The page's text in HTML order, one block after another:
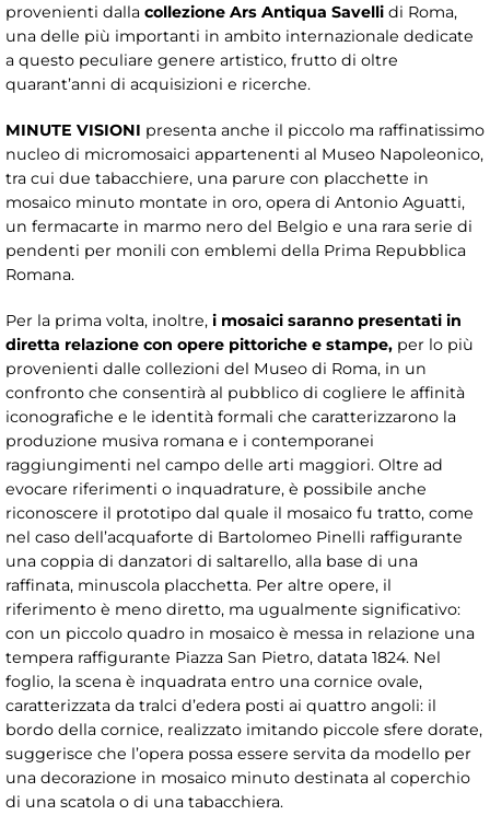
provenienti dalla collezione Ars Antiqua Savelli di Roma,
una delle più importanti in ambito internazionale dedicate
a questo peculiare genere artistico, frutto di oltre
quarant’anni di acquisizioni e ricerche.
MINUTE VISIONI presenta anche il piccolo ma raffinatissimo
nucleo di micromosaici appartenenti al Museo Napoleonico,
tra cui due tabacchiere, una parure con placchette in
mosaico minuto montate in oro, opera di Antonio Aguatti,
un fermacarte in marmo nero del Belgio e una rara serie di
pendenti per monili con emblemi della Prima Repubblica
Romana.
Per la prima volta, inoltre, i mosaici saranno presentati in
diretta relazione con opere pittoriche e stampe, per lo più
provenienti dalle collezioni del Museo di Roma, in un
confronto che consentirà al pubblico di cogliere le affinità
iconografiche e le identità formali che caratterizzarono la
produzione musiva romana e i contemporanei
raggiungimenti nel campo delle arti maggiori. Oltre ad
evocare riferimenti o inquadrature, è possibile anche
riconoscere il prototipo dal quale il mosaico fu tratto, come
nel caso dell’acquaforte di Bartolomeo Pinelli raffigurante
una coppia di danzatori di saltarello, alla base di una
raffinata, minuscola placchetta. Per altre opere, il
riferimento è meno diretto, ma ugualmente significativo:
con un piccolo quadro in mosaico è messa in relazione una
tempera raffigurante Piazza San Pietro, datata 1824. Nel
foglio, la scena è inquadrata entro una cornice ovale,
caratterizzata da tralci d’edera posti ai quattro angoli: il
bordo della cornice, realizzato imitando piccole sfere dorate,
suggerisce che l’opera possa essere servita da modello per
una decorazione in mosaico minuto destinata al coperchio
di una scatola o di una tabacchiera.